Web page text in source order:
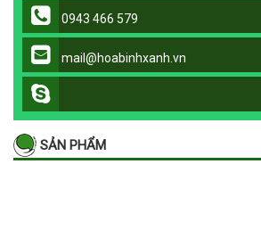
0943 466 579
mail@hoabinhxanh.vn
SẢN PHẨM